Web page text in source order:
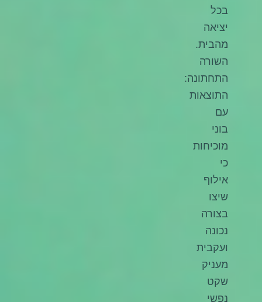
בכל
יציאה
מהבית.
השורה
התחתונה:
התוצאות
עם
בוני
מוכיחות
כי
אילוף
שיצו
בצורה
נכונה
ועקבית
מעניק
שקט
נפשי